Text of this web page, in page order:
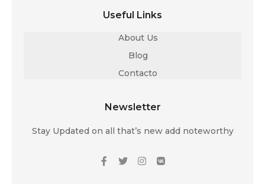
Useful Links
About Us
Blog
Contacto
Newsletter
Stay Updated on all that’s new add noteworthy